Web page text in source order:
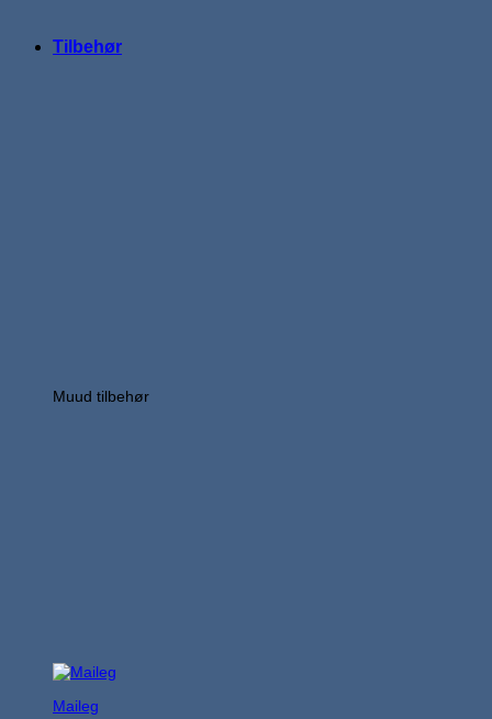
Tilbehør
Muud tilbehør
Maileg